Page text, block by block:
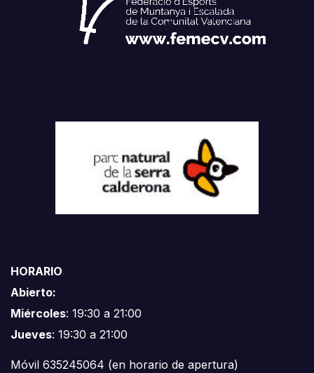
HORARIO
Abierto:
Miércoles: 19:30 a 21:00
Jueves: 19:30 a 21:00
Móvil 635245064 (en horario de apertura)